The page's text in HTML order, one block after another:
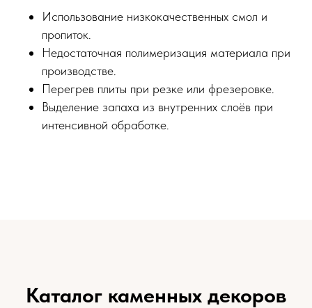
Использование низкокачественных смол и
пропиток.
Недостаточная полимеризация материала при
производстве.
Перегрев плиты при резке или фрезеровке.
Выделение запаха из внутренних слоёв при
интенсивной обработке.
Каталог каменных декоров